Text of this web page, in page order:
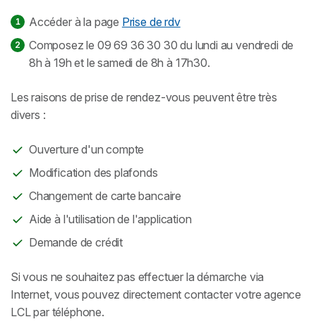
Accéder à la page Prise de rdv
Composez le 09 69 36 30 30 du lundi au vendredi de
8h à 19h et le samedi de 8h à 17h30.
Les raisons de prise de rendez-vous peuvent être très
divers :
Ouverture d'un compte
Modification des plafonds
Changement de carte bancaire
Aide à l'utilisation de l'application
Demande de crédit
Si vous ne souhaitez pas effectuer la démarche via
Internet, vous pouvez directement contacter votre agence
LCL par téléphone.